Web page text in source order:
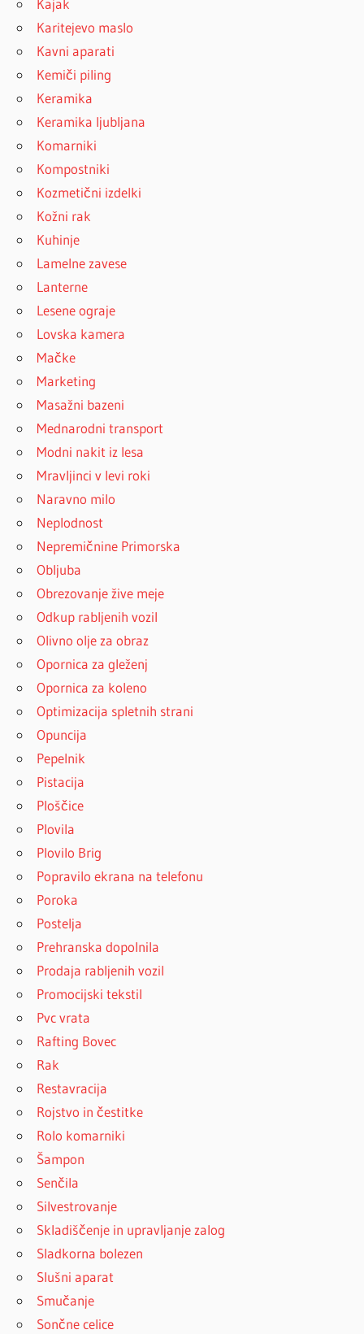
Kajak
Karitejevo maslo
Kavni aparati
Kemiči piling
Keramika
Keramika ljubljana
Komarniki
Kompostniki
Kozmetični izdelki
Kožni rak
Kuhinje
Lamelne zavese
Lanterne
Lesene ograje
Lovska kamera
Mačke
Marketing
Masažni bazeni
Mednarodni transport
Modni nakit iz lesa
Mravljinci v levi roki
Naravno milo
Neplodnost
Nepremičnine Primorska
Obljuba
Obrezovanje žive meje
Odkup rabljenih vozil
Olivno olje za obraz
Opornica za gleženj
Opornica za koleno
Optimizacija spletnih strani
Opuncija
Pepelnik
Pistacija
Ploščice
Plovila
Plovilo Brig
Popravilo ekrana na telefonu
Poroka
Postelja
Prehranska dopolnila
Prodaja rabljenih vozil
Promocijski tekstil
Pvc vrata
Rafting Bovec
Rak
Restavracija
Rojstvo in čestitke
Rolo komarniki
Šampon
Senčila
Silvestrovanje
Skladiščenje in upravljanje zalog
Sladkorna bolezen
Slušni aparat
Smučanje
Sončne celice